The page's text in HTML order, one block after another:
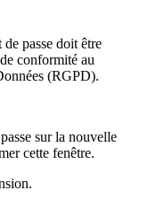
passe doit être
conformité au
(RGPD).
sur la nouvelle
cette fenêtre.